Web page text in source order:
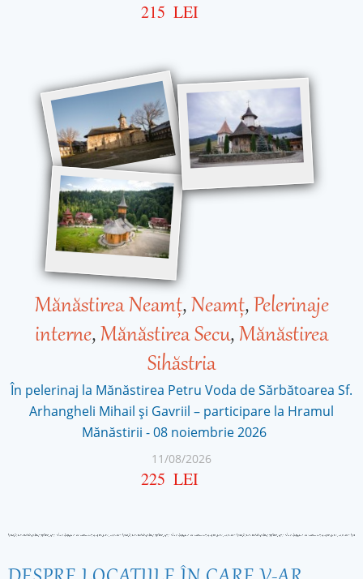
215 LEI
Mănăstirea Neamţ,Neamț,Pelerinaje
interne,Mănăstirea Secu,Mănăstirea
Sihăstria
În pelerinaj la Mănăstirea Petru Voda de Sărbătoarea Sf.
Arhangheli Mihail și Gavriil – participare la Hramul
Mănăstirii - 08 noiembrie 2026
11/08/2026
225 LEI